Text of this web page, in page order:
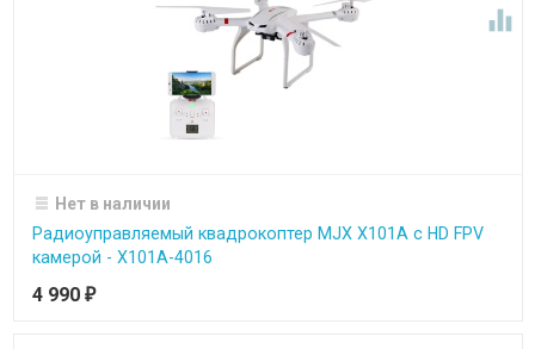

Нет в наличии
Радиоуправляемый квадрокоптер MJX X101A c HD FPV
камерой - X101A-4016
4 990 ₽